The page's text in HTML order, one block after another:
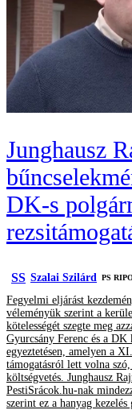
Junghausz
DK-s
SS Szalai Szilárd ‎PS
Fegyelmi eljárást
véleményük szerint a
kötelességét szegte meg
Gyurcsány Ferenc és a DK
egyeztetésen, amelyen a
támogatásról lett volna
költségvetés. Junghausz
PestiSrácok.hu-nak
szerint ez a hanyag